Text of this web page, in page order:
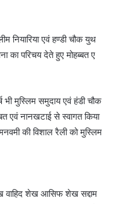
नियारिया एवं हण्डी चौक युथ
का परिचय देते हुए मोहब्बत ए
भी मुस्लिम समुदाय एवं हंडी चौक
एवं नानखटाई से स्वागत किया
की विशाल रैली को मुस्लिम
वाहिद शेख आसिफ शेख सद्दाम